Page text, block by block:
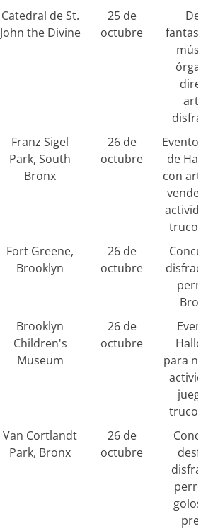
Catedral de St.
John the Divine
25 de
octubre
Franz Sigel
Park, South
Bronx
26 de
octubre
Evento
de
con
truco o
Fort Greene,
Brooklyn
26 de
octubre
Brooklyn
Children's
Museum
26 de
octubre
para
truco o
Van Cortlandt
Park, Bronx
26 de
octubre
perros